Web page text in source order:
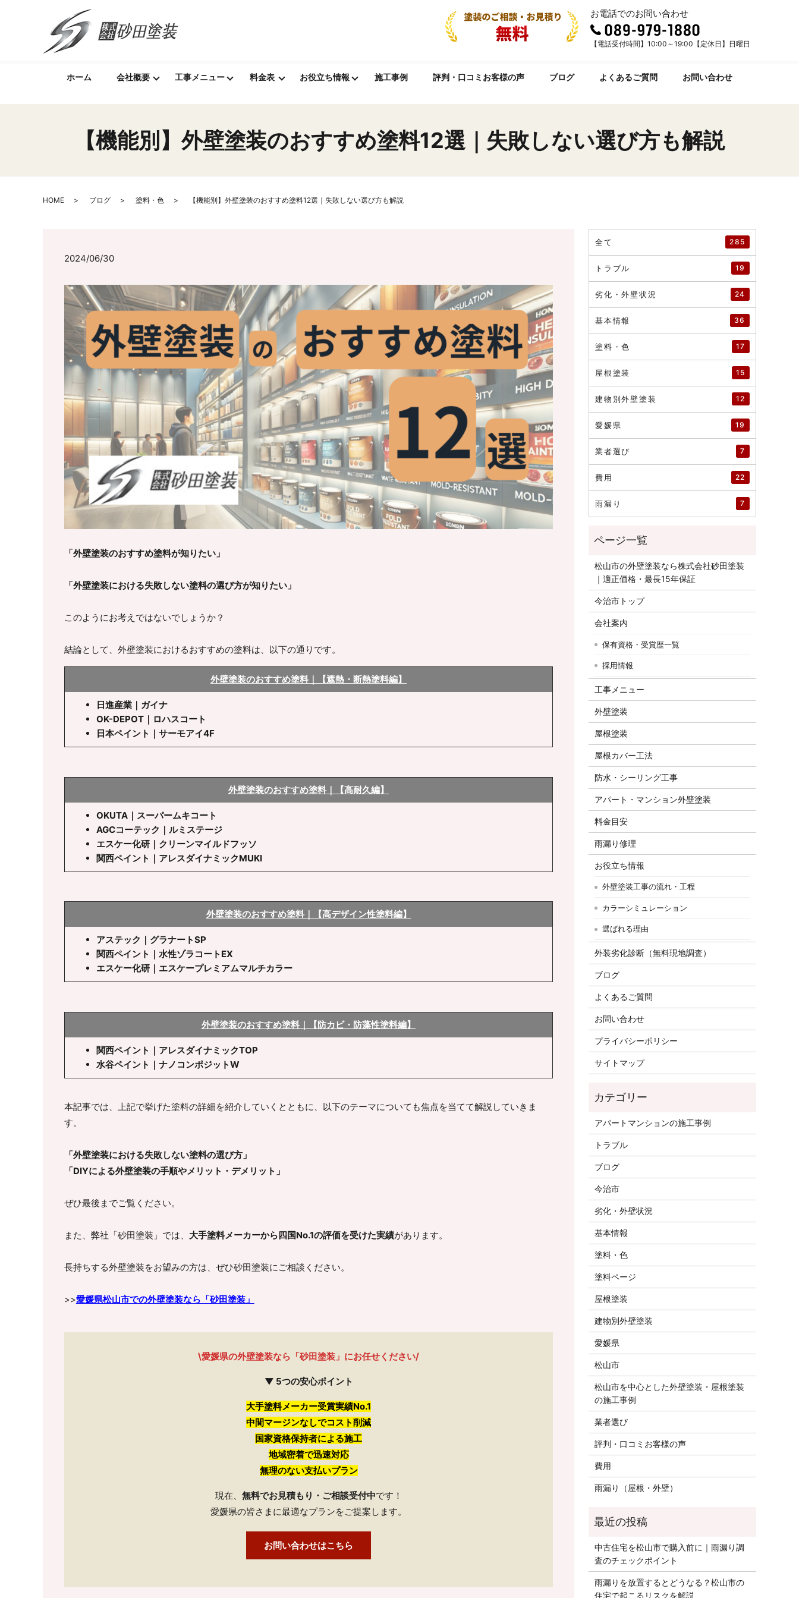
お電話でのお問い合わせ
【電話受付時間】10:00～19:00【定休日】日曜日
ホーム 会社概要 工事メニュー 料金表 お役立ち情報 施工事例 評判・口コミお客様の声 ブログ よくあるご質問 お問い合わせ
【機能別】外壁塗装のおすすめ塗料12選｜失敗しない選び方も解説
HOME ブログ 塗料・色 【機能別】外壁塗装のおすすめ塗料12選｜失敗しない選び方も解説
2024/06/30
「外壁塗装のおすすめ塗料が知りたい」
「外壁塗装における失敗しない塗料の選び方が知りたい」
このようにお考えではないでしょうか？
結論として、外壁塗装におけるおすすめの塗料は、以下の通りです。
外壁塗装のおすすめ塗料｜【遮熱・断熱塗料編】
日進産業｜ガイナ
OK-DEPOT｜ロハスコート
日本ペイント｜サーモアイ4F
外壁塗装のおすすめ塗料｜【高耐久編】
OKUTA｜スーパームキコート
AGCコーテック｜ルミステージ
エスケー化研｜クリーンマイルドフッソ
関西ペイント｜アレスダイナミックMUKI
外壁塗装のおすすめ塗料｜【高デザイン性塗料編】
アステック｜グラナートSP
関西ペイント｜水性ゾラコートEX
エスケー化研｜エスケープレミアムマルチカラー
外壁塗装のおすすめ塗料｜【防カビ・防藻性塗料編】
関西ペイント｜アレスダイナミックTOP
水谷ペイント｜ナノコンポジットW
本記事では、上記で挙げた塗料の詳細を紹介していくとともに、以下のテーマについても焦点を当てて解説していきま
す。
「外壁塗装における失敗しない塗料の選び方」
「DIYによる外壁塗装の手順やメリット・デメリット」
ぜひ最後までご覧ください。
また、弊社「砂田塗装」では、 大手塗料メーカーから四国No.1の評価を受けた実績があります。
長持ちする外壁塗装をお望みの方は、ぜひ砂田塗装にご相談ください。
>>愛媛県松山市での外壁塗装なら「砂田塗装」
\愛媛県の外壁塗装なら「砂田塗装」にお任せください/
▼ 5つの安心ポイント
大手塗料メーカー受賞実績No.1
中間マージンなしでコスト削減
国家資格保持者による施工
地域密着で迅速対応
無理のない支払いプラン
現在、 無料でお見積もり・ご相談受付中です！
愛媛県の皆さまに最適なプランをご提案します。
お問い合わせはこちら
全て 285
トラブル 19
劣化・外壁状況 24
基本情報 36
塗料・色 17
屋根塗装 15
建物別外壁塗装 12
愛媛県 19
業者選び 7
費用 22
雨漏り 7
松山市の外壁塗装なら株式会社砂田塗装
｜適正価格・最長15年保証
今治市トップ
会社案内
保有資格・受賞歴一覧
採用情報
工事メニュー
外壁塗装
屋根塗装
屋根カバー工法
防水・シーリング工事
アパート・マンション外壁塗装
料金目安
雨漏り修理
お役立ち情報
外壁塗装工事の流れ・工程
カラーシミュレーション
選ばれる理由
外装劣化診断（無料現地調査）
ブログ
よくあるご質問
お問い合わせ
プライバシーポリシー
サイトマップ
アパートマンションの施工事例
トラブル
ブログ
今治市
劣化・外壁状況
基本情報
塗料・色
塗料ページ
屋根塗装
建物別外壁塗装
愛媛県
松山市
松山市を中心とした外壁塗装・屋根塗装
の施工事例
業者選び
評判・口コミお客様の声
費用
雨漏り（屋根・外壁）
中古住宅を松山市で購入前に｜雨漏り調
査のチェックポイント
雨漏りを放置するとどうなる？松山市の
住宅で起こるリスクを解説